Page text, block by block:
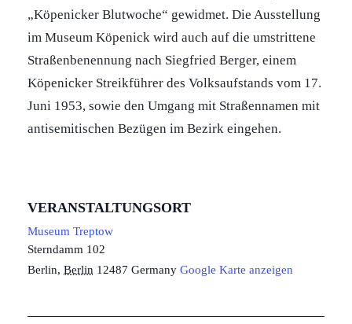
„Köpenicker Blutwoche“ gewidmet. Die Ausstellung
im Museum Köpenick wird auch auf die umstrittene
Straßenbenennung nach Siegfried Berger, einem
Köpenicker Streikführer des Volksaufstands vom 17.
Juni 1953, sowie den Umgang mit Straßennamen mit
antisemitischen Bezügen im Bezirk eingehen.
VERANSTALTUNGSORT
Museum Treptow
Sterndamm 102
Berlin, Berlin 12487 Germany Google Karte anzeigen